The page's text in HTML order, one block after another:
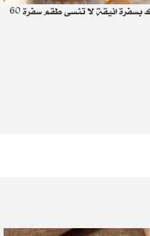
استعدي لتسحري ضيوفك بسفرة انيقة لا تنسى طقم سفرة 60